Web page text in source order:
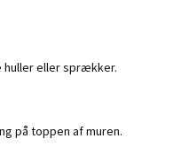
huller eller sprækker.
på toppen af ​​muren.